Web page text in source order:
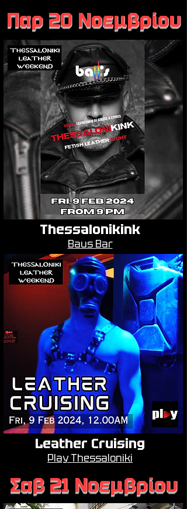
Παρ 20 Νοεμβρίου
Thessalonikink
Baus Bar
Leather Cruising
Play Thessaloniki
Σαβ 21 Νοεμβρίου